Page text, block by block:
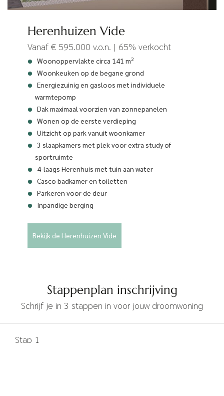
Herenhuizen Vide
Vanaf € 595.000 v.o.n. | 65% verkocht
Woonoppervlakte circa 141 m2
Woonkeuken op de begane grond
Energiezuinig en gasloos met individuele
warmtepomp
Dak maximaal voorzien van zonnepanelen
Wonen op de eerste verdieping
Uitzicht op park vanuit woonkamer
3 slaapkamers met plek voor extra study of
sportruimte
4-laags Herenhuis met tuin aan water
Casco badkamer en toiletten
Parkeren voor de deur
Inpandige berging
Bekijk de Herenhuizen Vide
Stappenplan inschrijving
Schrijf je in 3 stappen in voor jouw droomwoning
Stap 1